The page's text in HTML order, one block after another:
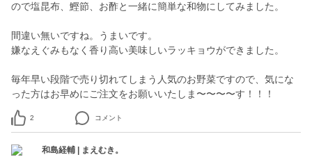
ので塩昆布、鰹節、お酢と一緒に簡単な和物にしてみました。
間違い無いですね。うまいです。
嫌なえぐみもなく香り高い美味しいラッキョウができました。
毎年早い段階で売り切れてしまう人気のお野菜ですので、気にな
った方はお早めにご注文をお願いいたしま〜〜〜〜す！！！
2 コメント
和島経輔 | まえむき。